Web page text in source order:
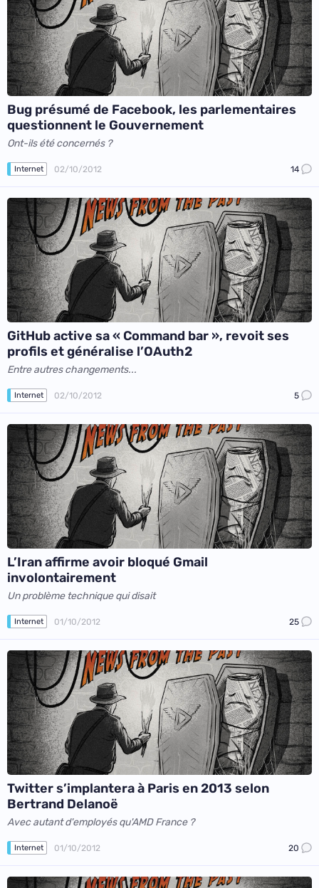
Bug présumé de Facebook, les parlementaires
questionnent le Gouvernement
Ont-ils été concernés ?
Internet 02/10/2012 14
GitHub active sa « Command bar », revoit ses
profils et généralise l’OAuth2
Entre autres changements...
Internet 02/10/2012 5
L’Iran affirme avoir bloqué Gmail
involontairement
Un problème technique qui disait
Internet 01/10/2012 25
Twitter s’implantera à Paris en 2013 selon
Bertrand Delanoë
Avec autant d'employés qu'AMD France ?
Internet 01/10/2012 20